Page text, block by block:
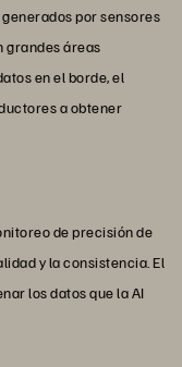
por sensores
grandes áreas
en el borde, el
a obtener
de precisión de
y la consistencia. El
los datos que la AI